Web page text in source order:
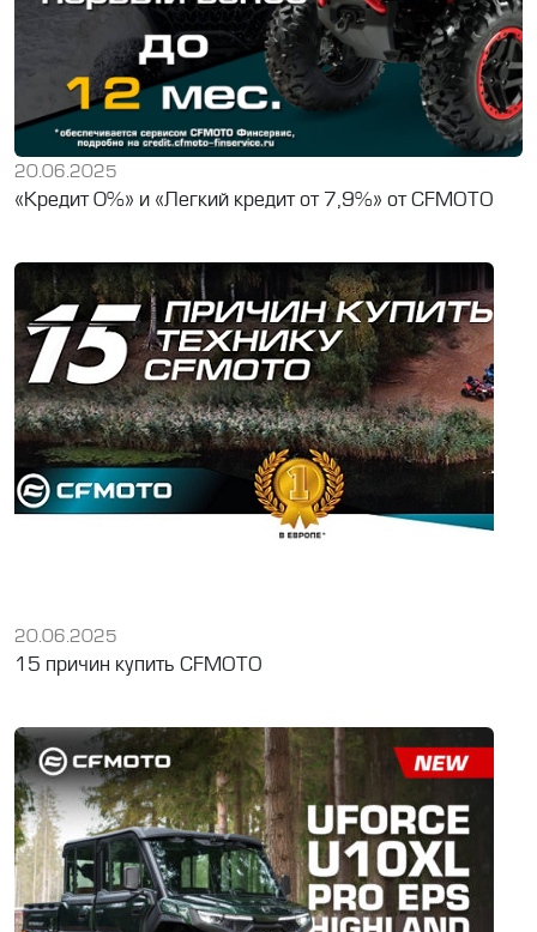
20.06.2025
«Кредит 0%» и «Легкий кредит от 7,9%» от CFMOTO
20.06.2025
15 причин купить CFMOTO